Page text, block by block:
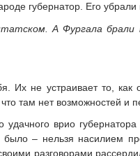
губернатор. Его убрали
А Фургала брали
не устраивает то, как
там нет возможностей и
врио губернатора
– нельзя насилием
разговорами